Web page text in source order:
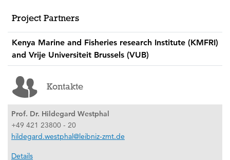
Project Partners
Kenya Marine and Fisheries research Institute (KMFRI)
and Vrije Universiteit Brussels (VUB)
Kontakte
Prof. Dr. Hildegard Westphal
+49 421 23800 - 20
hildegard.westphal@leibniz-zmt.de
Details